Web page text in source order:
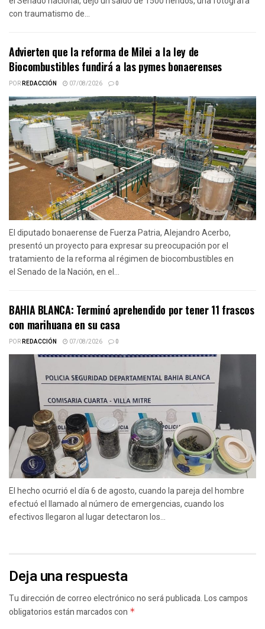
con traumatismo de...
Advierten que la reforma de Milei a la ley de
Biocombustibles fundirá a las pymes bonaerenses
PORREDACCIÓN 07/08/2026 0
El diputado bonaerense de Fuerza Patria, Alejandro Acerbo,
presentó un proyecto para expresar su preocupación por el
tratamiento de la reforma al régimen de biocombustibles en
el Senado de la Nación, en el...
BAHIA BLANCA: Terminó aprehendido por tener 11 frascos
con marihuana en su casa
PORREDACCIÓN 07/08/2026 0
El hecho ocurrió el día 6 de agosto, cuando la pareja del hombre
efectuó el llamado al número de emergencias, cuando los
efectivos llegaron al lugar detectaron los...
Deja una respuesta
Tu dirección de correo electrónico no será publicada.Los campos
obligatorios están marcados con *